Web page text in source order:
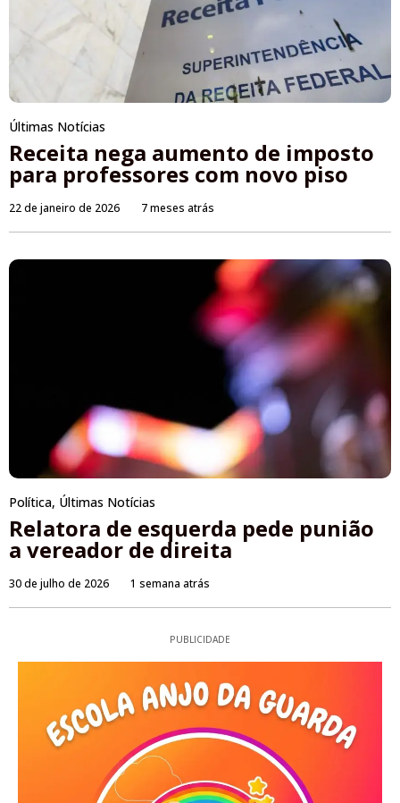
Últimas Notícias
Receita nega aumento de imposto
para professores com novo piso
22 de janeiro de 2026 7 meses atrás
Política, Últimas Notícias
Relatora de esquerda pede punião
a vereador de direita
30 de julho de 2026 1 semana atrás
PUBLICIDADE